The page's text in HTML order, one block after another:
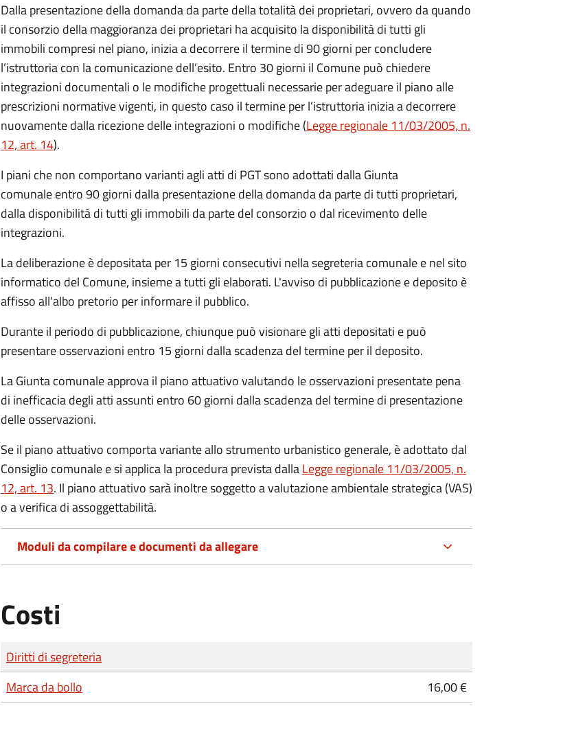
Dalla presentazione della domanda da parte della totalità dei proprietari, ovvero da quando
il consorzio della maggioranza dei proprietari ha acquisito la disponibilità di tutti gli
immobili compresi nel piano, inizia a decorrere il termine di 90 giorni per concludere
l’istruttoria con la comunicazione dell’esito. Entro 30 giorni il Comune può chiedere
integrazioni documentali o le modifiche progettuali necessarie per adeguare il piano alle
prescrizioni normative vigenti, in questo caso il termine per l’istruttoria inizia a decorrere
nuovamente dalla ricezione delle integrazioni o modifiche (Legge regionale 11/03/2005, n.
12, art. 14).
I piani che non comportano varianti agli atti di PGT sono adottati dalla Giunta
comunale entro 90 giorni dalla presentazione della domanda da parte di tutti proprietari,
dalla disponibilità di tutti gli immobili da parte del consorzio o dal ricevimento delle
integrazioni.
La deliberazione è depositata per 15 giorni consecutivi nella segreteria comunale e nel sito
informatico del Comune, insieme a tutti gli elaborati. L'avviso di pubblicazione e deposito è
affisso all'albo pretorio per informare il pubblico.
Durante il periodo di pubblicazione, chiunque può visionare gli atti depositati e può
presentare osservazioni entro 15 giorni dalla scadenza del termine per il deposito.
La Giunta comunale approva il piano attuativo valutando le osservazioni presentate pena
di inefficacia degli atti assunti entro 60 giorni dalla scadenza del termine di presentazione
delle osservazioni.
Se il piano attuativo comporta variante allo strumento urbanistico generale, è adottato dal
Consiglio comunale e si applica la procedura prevista dallaLegge regionale 11/03/2005, n.
12, art. 13. Il piano attuativo sarà inoltre soggetto a valutazione ambientale strategica (VAS)
o a verifica di assoggettabilità.
Moduli da compilare e documenti da allegare
Costi
Tipo di pagamento
Importo
Diritti di segreteria
Marca da bollo
16,00 €